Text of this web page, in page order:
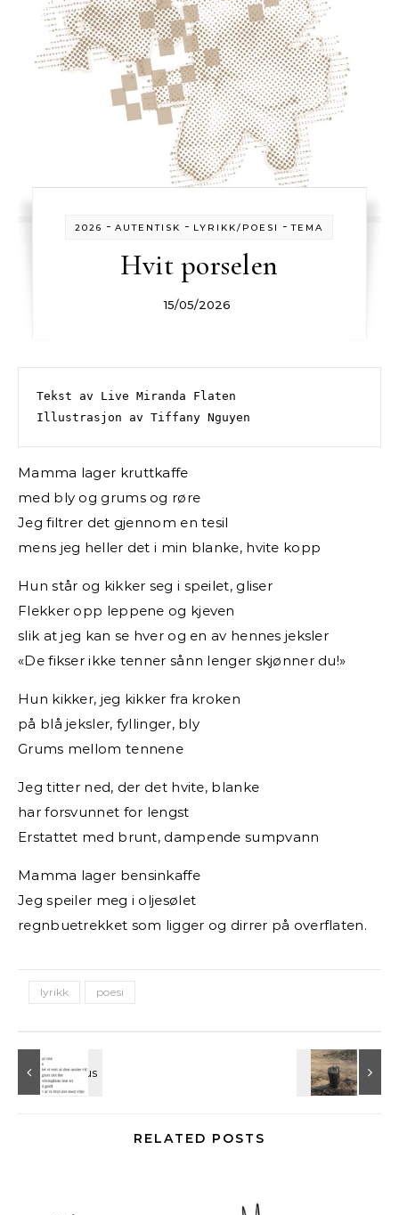
2026 -AUTENTISK - LYRIKK/POESI -TEMA
Hvit porselen
15/05/2026
Tekst av Live Miranda Flaten
Illustrasjon av Tiffany Nguyen
Mamma lager kruttkaffe
med bly og grums og røre
Jeg filtrer det gjennom en tesil
mens jeg heller det i min blanke, hvite kopp
Hun står og kikker seg i speilet, gliser
Flekker opp leppene og kjeven
slik at jeg kan se hver og en av hennes jeksler
«De fikser ikke tenner sånn lenger skjønner du!»
Hun kikker, jeg kikker fra kroken
på blå jeksler, fyllinger, bly
Grums mellom tennene
Jeg titter ned, der det hvite, blanke
har forsvunnet for lengst
Erstattet med brunt, dampende sumpvann
Mamma lager bensinkaffe
Jeg speiler meg i oljesølet
regnbuetrekket som ligger og dirrer på overflaten.
lyrikk poesi
RELATED POSTS